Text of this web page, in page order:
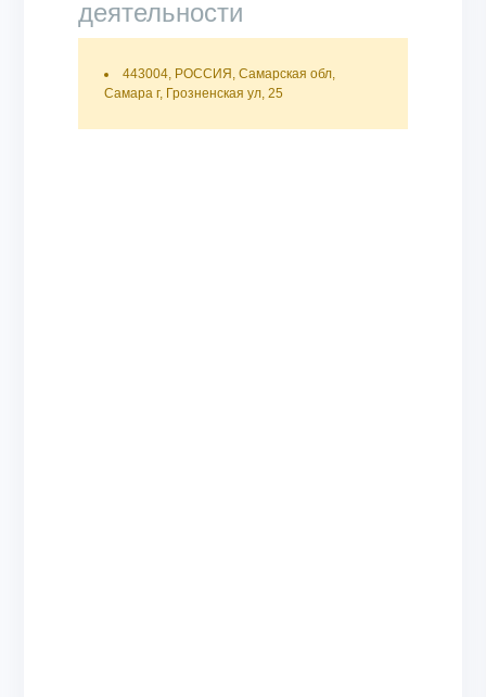
деятельности
443004, РОССИЯ, Самарская обл,
Самара г, Грозненская ул, 25